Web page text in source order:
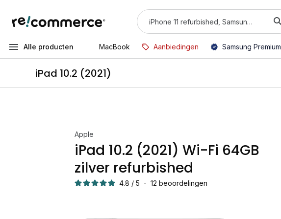
Alle producten MacBook Aanbiedingen Samsung Premium
iPad 10.2 (2021)
Apple
iPad 10.2 (2021) Wi-Fi 64GB
zilver refurbished
4.8 / 5 - 12 beoordelingen